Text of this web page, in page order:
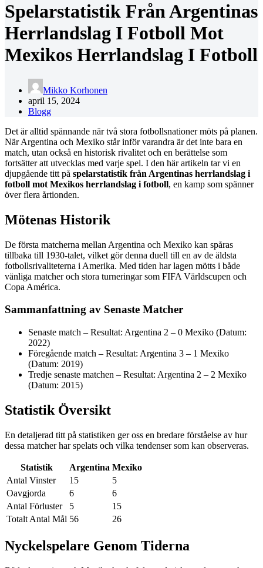
Spelarstatistik Från Argentinas
Herrlandslag I Fotboll Mot
Mexikos Herrlandslag I Fotboll
Mikko Korhonen
april 15, 2024
Blogg
Det är alltid spännande när två stora fotbollsnationer möts på planen.
När Argentina och Mexiko står inför varandra är det inte bara en
match, utan också en historisk rivalitet och en berättelse som
fortsätter att utvecklas med varje spel. I den här artikeln tar vi en
djupgående titt på spelarstatistik från Argentinas herrlandslag i
fotboll mot Mexikos herrlandslag i fotboll, en kamp som spänner
över flera årtionden.
Mötenas Historik
De första matcherna mellan Argentina och Mexiko kan spåras
tillbaka till 1930-talet, vilket gör denna duell till en av de äldsta
fotbollsrivaliteterna i Amerika. Med tiden har lagen mötts i både
vänliga matcher och stora turneringar som FIFA Världscupen och
Copa América.
Sammanfattning av Senaste Matcher
Senaste match – Resultat: Argentina 2 – 0 Mexiko (Datum:
2022)
Föregående match – Resultat: Argentina 3 – 1 Mexiko
(Datum: 2019)
Tredje senaste matchen – Resultat: Argentina 2 – 2 Mexiko
(Datum: 2015)
Statistik Översikt
En detaljerad titt på statistiken ger oss en bredare förståelse av hur
dessa matcher har spelats och vilka tendenser som kan observeras.
Statistik Argentina Mexiko
Antal Vinster
15
5
Oavgjorda
6
6
Antal Förluster
5
15
Totalt Antal Mål 56 26
Nyckelspelare Genom Tiderna